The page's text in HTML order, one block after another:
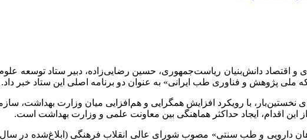
و اقتصاد دانش‌بنیان ریاست‌جمهوری، حسین رضایی‌زاده، دبیر ستاد توسعه
پژوهش و فناوری طب ایرانی» به عنوان دو برنامه اصلی این ستاد خبر داد.
نخستین‌بار، با رویکرد افزایش همگرایی و هم‌افزایی میان وزارت بهداشت،
اقدام، ایجاد حداکثر هماهنگی بین معاونت علمی و وزارت بهداشت است.